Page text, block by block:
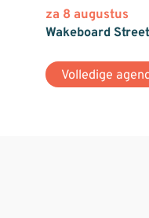
za 8 augustus
Wakeboard
Volledige